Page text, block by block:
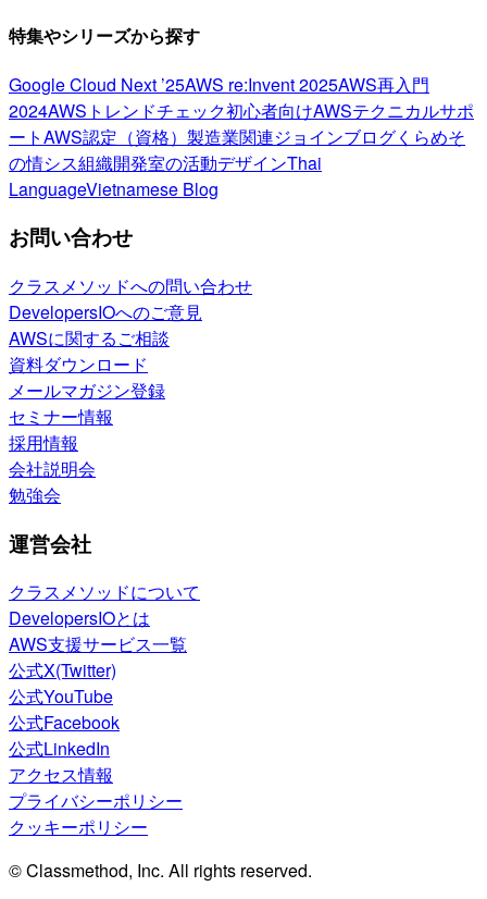
特集やシリーズから探す
Google Cloud Next ’25AWS re:Invent 2025AWS再入門
2024AWSトレンドチェック初心者向けAWSテクニカルサポ
ートAWS認定（資格） 製造業関連ジョインブログくらめそ
の情シス組織開発室の活動デザインThai
LanguageVietnamese Blog
お問い合わせ
クラスメソッドへの問い合わせ
DevelopersIOへのご意見
AWSに関するご相談
資料ダウンロード
メールマガジン登録
セミナー情報
採用情報
会社説明会
勉強会
運営会社
クラスメソッドについて
DevelopersIOとは
AWS支援サービス一覧
公式X(Twitter)
公式YouTube
公式Facebook
公式LinkedIn
アクセス情報
プライバシーポリシー
クッキーポリシー
© Classmethod, Inc. All rights reserved.